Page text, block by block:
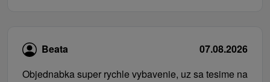
Beata
07.08.2026
Objednabka super rychle vybavenie, uz sa tesime na